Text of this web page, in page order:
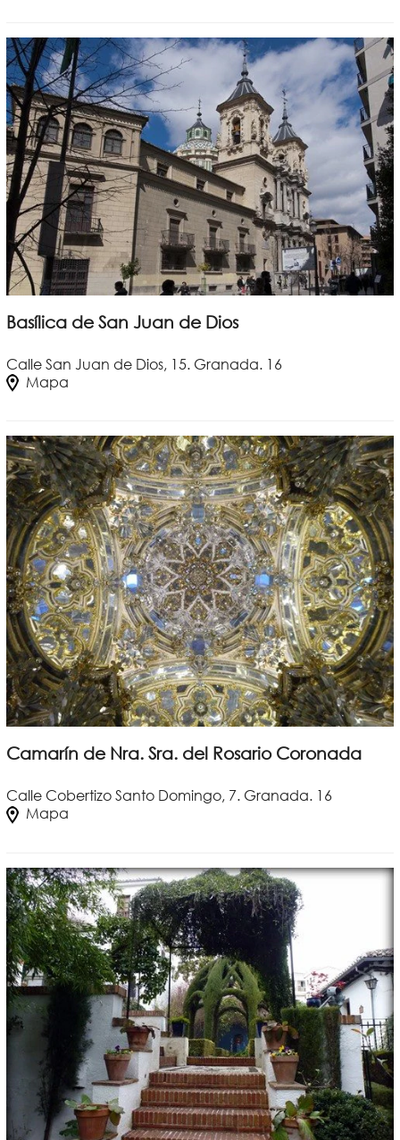
Basílica de San Juan de Dios
Calle San Juan de Dios, 15. Granada. 16
Mapa
Camarín de Nra. Sra. del Rosario Coronada
Calle Cobertizo Santo Domingo, 7. Granada. 16
Mapa